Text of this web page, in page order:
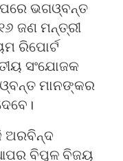
ଭଗଓ୍ବନ୍ତ
ଜଣ ମନ୍ତ୍ରୀ
ରିପୋର୍ଟ
ସଂଯୋଜକ
ମାନଙ୍କର
ଅରବିନ୍ଦ
ବିପୁଳ ବିଜୟ